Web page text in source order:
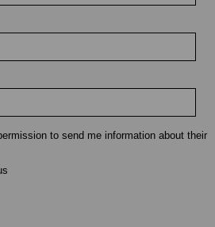
to send me information about their